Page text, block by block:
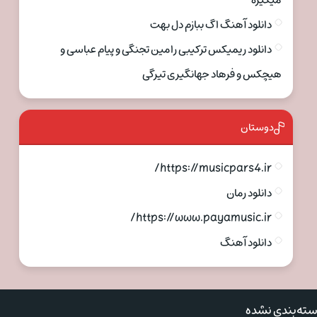
دانلود آهنگ اگ ببازم دل بهت
دانلود ریمیکس ترکیبی رامین تجنگی و پیام عباسی و
هیچکس و فرهاد جهانگیری تیرگی
دوستان
https://musicpars4.ir/
دانلود رمان
https://www.payamusic.ir/
دانلود آهنگ
نشده